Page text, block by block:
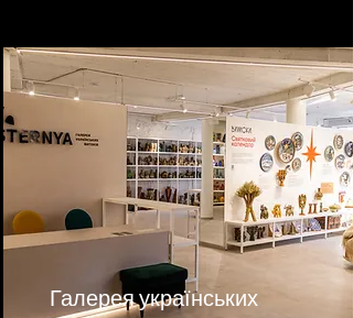
Галерея українських